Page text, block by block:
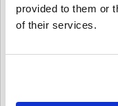
provided to them or
of their services.
Jak to funguje na
jednoduchý:
uvedené datum